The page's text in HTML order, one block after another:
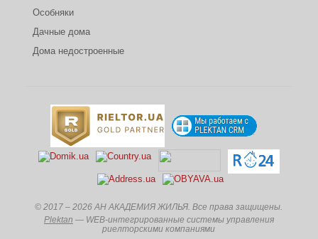
Особняки
Дачные дома
Дома недостроенные
© 2017 – 2026 АН АКАДЕМИЯ ЖИЛЬЯ. Все права защищены.
Plektan — WEB-интегрированные системы управления
риелторскими компаниями